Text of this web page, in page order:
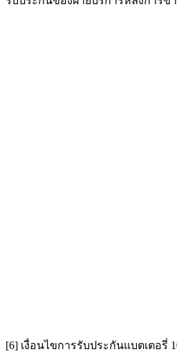
[6] เงื่อนไขการรับประกันแบตเตอรี่